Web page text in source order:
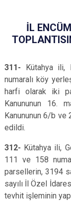
İL
311- Kütahya
numaralı köy
harfi olarak iki
Kanununun 16.
Kanununun 6/b ve
edildi.
312- Kütahya ili,
111 ve 158
parsellerin, 3194
sayılı İl Özel
tevhit işleminin